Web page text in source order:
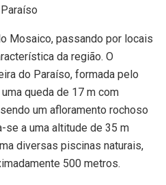
Mosaico, passando por locais
da região. O
do Paraíso, formada pelo
queda de 17 m com
um afloramento rochoso
se a uma altitude de 35 m
diversas piscinas naturais,
500 metros.